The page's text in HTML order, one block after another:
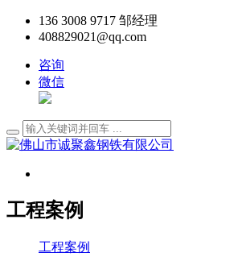
136 3008 9717 邹经理
408829021@qq.com
咨询
微信
工程案例
工程案例